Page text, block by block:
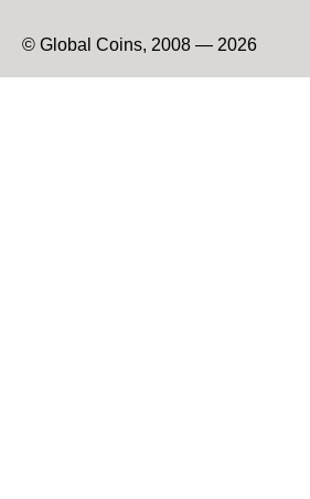
© Global Coins, 2008 — 2026